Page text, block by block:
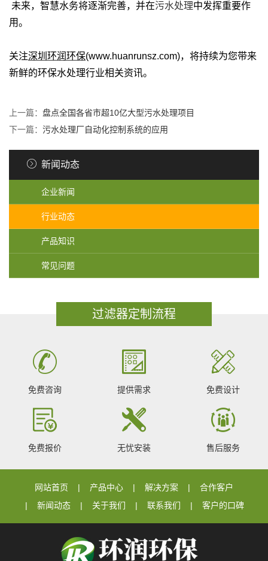
未来，智慧水务将逐渐完善，并在污水处理中发挥重要作
用。
关注深圳环润环保(www.huanrunsz.com)，将持续为您带来
新鲜的环保水处理行业相关资讯。
上一篇： 盘点全国各省市超10亿大型污水处理项目
下一篇： 污水处理厂自动化控制系统的应用
新闻动态
企业新闻
行业动态
产品知识
常见问题
过滤器定制流程
免费咨询 提供需求 免费设计
免费报价 无忧安装 售后服务
网站首页 产品中心 解决方案
合作客户
新闻动态
关于我们 联系我们 客户的口碑